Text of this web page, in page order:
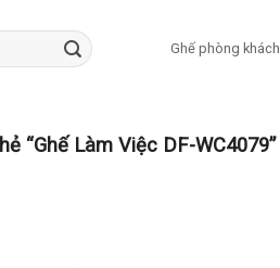
Ghế phòng khách
“Ghế Làm Việc DF-WC4079”